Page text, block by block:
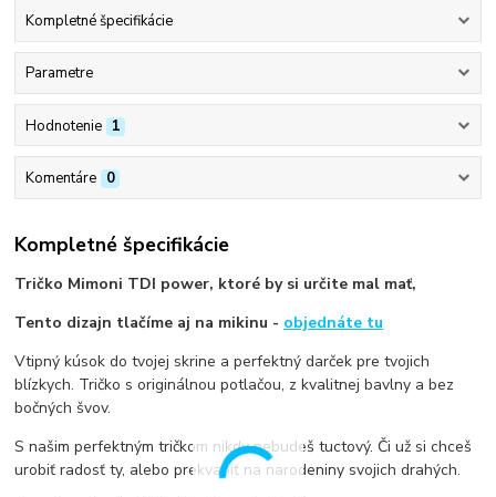
Kompletné špecifikácie
Parametre
Hodnotenie 1
Komentáre 0
Kompletné špecifikácie
Tričko Mimoni TDI power, ktoré by si určite mal mať,
Tento dizajn tlačíme aj na mikinu - objednáte tu
Vtipný kúsok do tvojej skrine a perfektný darček pre tvojich
blízkych. Tričko s originálnou potlačou, z kvalitnej bavlny a bez
bočných švov.
S našim perfektným tričkom nikdy nebudeš tuctový. Či už si chceš
urobiť radosť ty, alebo prekvapiť na narodeniny svojich drahých.